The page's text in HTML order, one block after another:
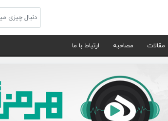
مقالات مصاحبه ارتباط با ما